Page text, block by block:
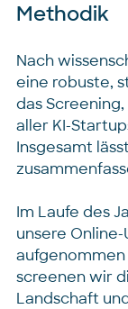
Methodik
Nach
eine robuste,
das
aller KI-
Insgesamt
Im Laufe des
unsere
aufgenommen
screenen wir
Landschaft